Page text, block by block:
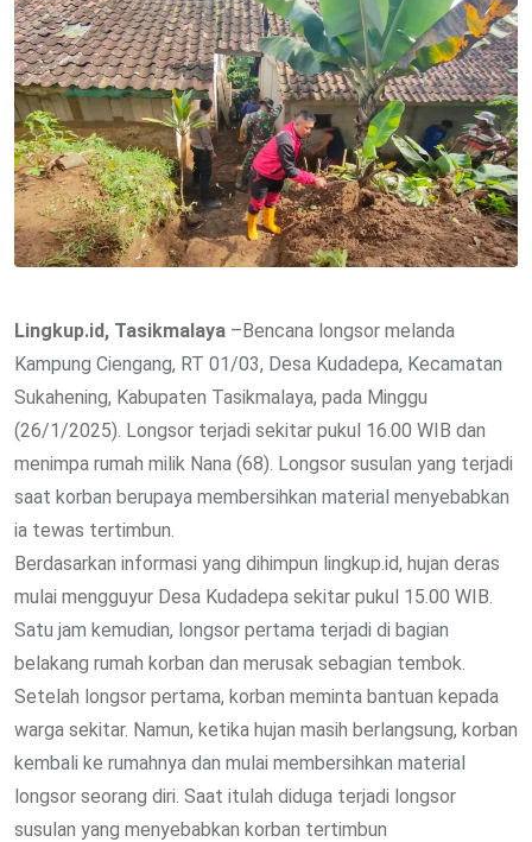
Lingkup.id, Tasikmalaya –Bencana longsor melanda
Kampung Ciengang, RT 01/03, Desa Kudadepa, Kecamatan
Sukahening, Kabupaten Tasikmalaya, pada Minggu
(26/1/2025). Longsor terjadi sekitar pukul 16.00 WIB dan
menimpa rumah milik Nana (68). Longsor susulan yang terjadi
saat korban berupaya membersihkan material menyebabkan
ia tewas tertimbun.
Berdasarkan informasi yang dihimpun lingkup.id, hujan deras
mulai mengguyur Desa Kudadepa sekitar pukul 15.00 WIB.
Satu jam kemudian, longsor pertama terjadi di bagian
belakang rumah korban dan merusak sebagian tembok.
Setelah longsor pertama, korban meminta bantuan kepada
warga sekitar. Namun, ketika hujan masih berlangsung, korban
kembali ke rumahnya dan mulai membersihkan material
longsor seorang diri. Saat itulah diduga terjadi longsor
susulan yang menyebabkan korban tertimbun